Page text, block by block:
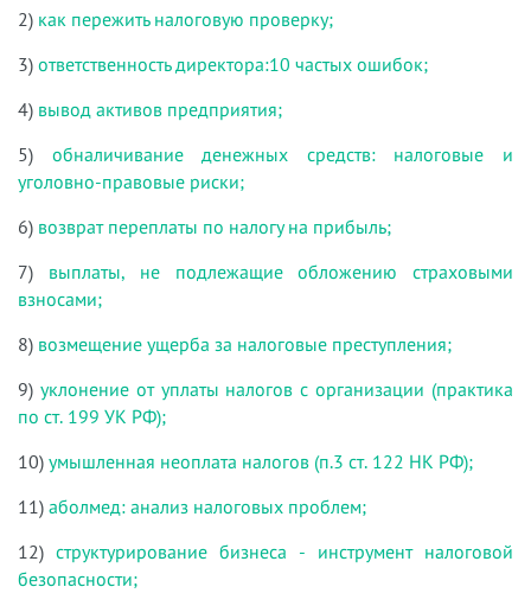
2) как пережить налоговую проверку;
3) ответственность директора:10 частых ошибок;
4) вывод активов предприятия;
5) обналичивание денежных средств: налоговые и
уголовно-правовые риски;
6) возврат переплаты по налогу на прибыль;
7) выплаты, не подлежащие обложению страховыми
взносами;
8) возмещение ущерба за налоговые преступления;
9) уклонение от уплаты налогов с организации (практика
по ст. 199 УК РФ);
10) умышленная неоплата налогов (п.3 ст. 122 НК РФ);
11) аболмед: анализ налоговых проблем;
12) структурирование бизнеса - инструмент налоговой
безопасности;